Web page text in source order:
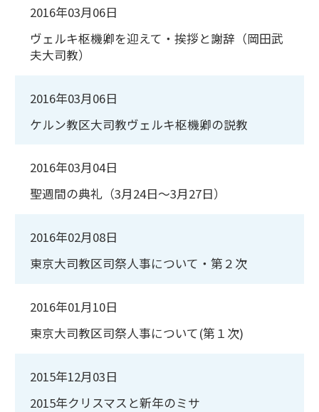
2016年03月06日
ヴェルキ枢機卿を迎えて・挨拶と謝辞（岡田武
夫大司教）
2016年03月06日
ケルン教区大司教ヴェルキ枢機卿の説教
2016年03月04日
聖週間の典礼（3月24日～3月27日）
2016年02月08日
東京大司教区司祭人事について・第２次
2016年01月10日
東京大司教区司祭人事について(第１次)
2015年12月03日
2015年クリスマスと新年のミサ